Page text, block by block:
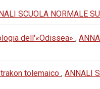
SCUOLA NORMALE
dell'«Odissea» ,
tolemaico , ANNALI